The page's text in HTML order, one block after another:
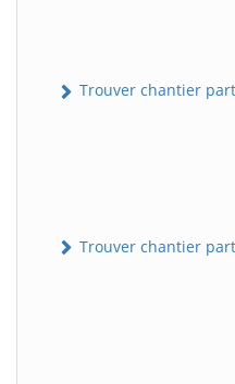
Trouver chantier
Trouver chantier